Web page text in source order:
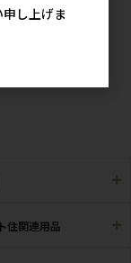
住関連用品
し上げま